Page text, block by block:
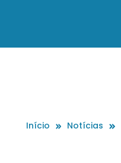
Início Notícias